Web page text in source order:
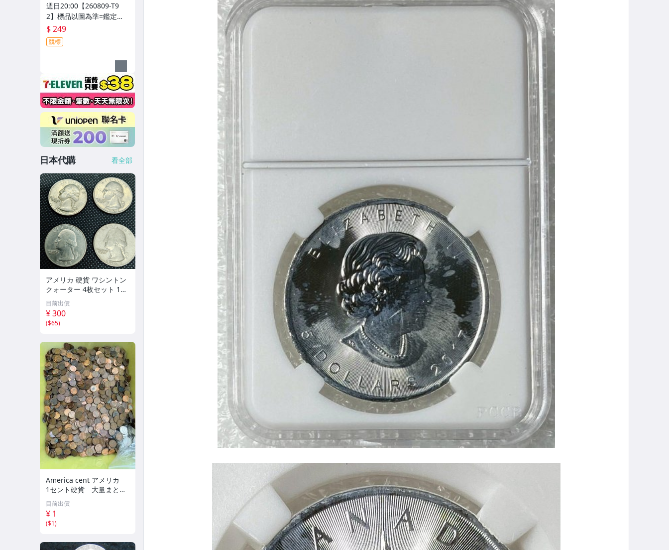
週日20:00【260809-T9
2】標品以圖為準=鑑定幣=
1枚=PCGS PR70DCAM=2
025年薩摩亞倫敦風景精鑄
20塞內銅幣
$ 249
競標
日本代購 看全部
アメリカ 硬貨 ワシントン
クォーター 4枚セット 196
7年 1970年 1986年
目前出價
¥ 300
($65)
America cent アメリカ
1セント硬貨 大量まとめ
て！リンカーン アンティ
ークコイン 外国古銭 箱
込み約15.8キロ 海外コイ
ン 画像参照
目前出價
¥ 1
($1)